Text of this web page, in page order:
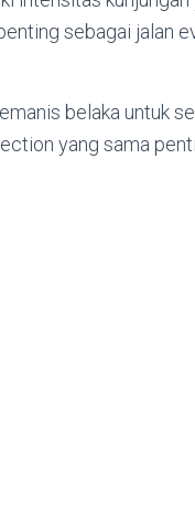
sebagai jalan
belaka untuk
yang sama